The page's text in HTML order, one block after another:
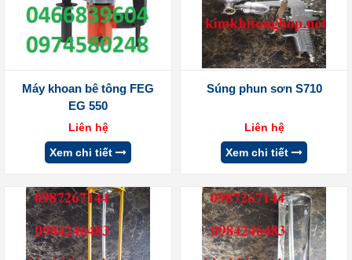
Máy khoan bê tông FEG
EG 550
Liên hệ
Xem chi tiết
Súng phun sơn S710
Liên hệ
Xem chi tiết